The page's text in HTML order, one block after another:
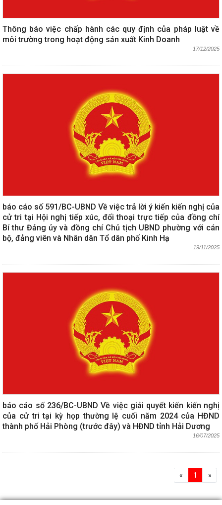
Thông báo việc chấp hành các quy định của pháp luật về
môi trường trong hoạt động sản xuất Kinh Doanh
17/12/2025
báo cáo số 591/BC-UBND Về việc trả lời ý kiến kiến nghị của
cử tri tại Hội nghị tiếp xúc, đối thoại trực tiếp của đồng chí
Bí thư Đảng ủy và đồng chí Chủ tịch UBND phường với cán
bộ, đảng viên và Nhân dân Tổ dân phố Kinh Hạ
19/11/2025
báo cáo số 236/BC-UBND Về việc giải quyết kiến kiến nghị
của cử tri tại kỳ họp thường lệ cuối năm 2024 của HĐND
thành phố Hải Phòng (trước đây) và HĐND tỉnh Hải Dương
16/07/2025
« 1 »